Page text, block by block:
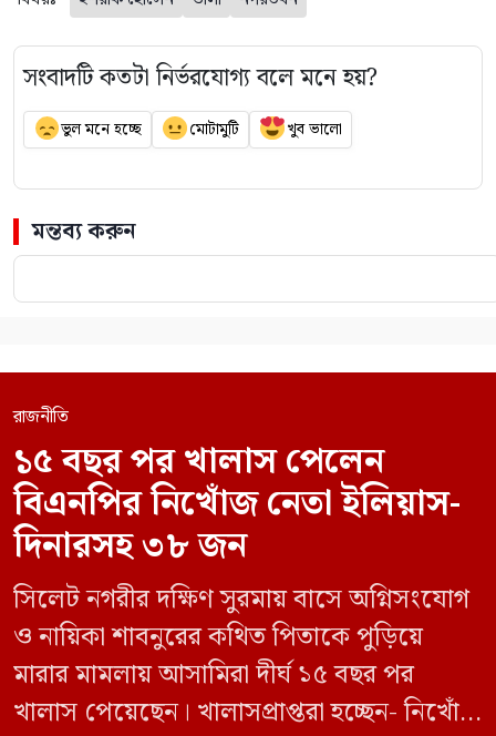
সংবাদটি কতটা নির্ভরযোগ্য বলে মনে হয়?
ভুল মনে হচ্ছে মোটামুটি খুব ভালো
মন্তব্য করুন
রাজনীতি
১৫ বছর পর খালাস পেলেন
বিএনপির নিখোঁজ নেতা ইলিয়াস-
দিনারসহ ৩৮ জন
সিলেট নগরীর দক্ষিণ সুরমায় বাসে অগ্নিসংযোগ
ও নায়িকা শাবনুরের কথিত পিতাকে পুড়িয়ে
মারার মামলায় আসামিরা দীর্ঘ ১৫ বছর পর
খালাস পেয়েছেন। খালাসপ্রাপ্তরা হচ্ছেন- নিখোঁজ